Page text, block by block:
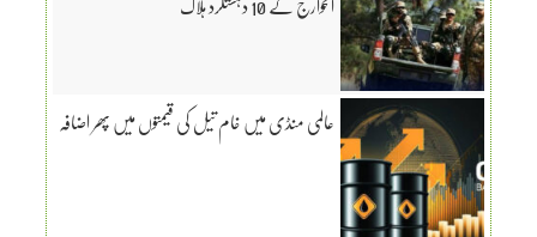
عالمی منڈی میں خام تیل کی قیمتوں میں پھر اضافہ